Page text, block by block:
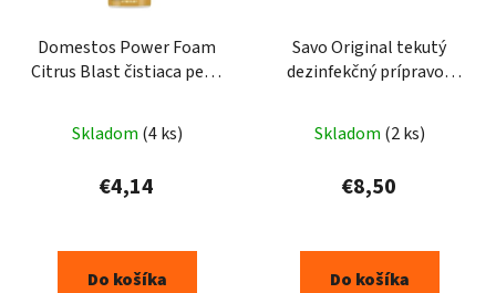
Domestos Power Foam
Citrus Blast čistiaca pena
Skladom (4 ks)
€4,14
Do košíka
Savo Original tekutý
dezinfekčný prípravok
Skladom (2 ks)
€8,50
Do košíka